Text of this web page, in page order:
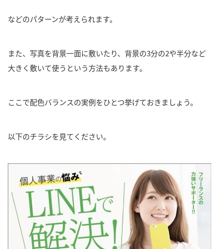
などのパターンが考えられます。
また、 写真を背景一面に敷いたり、背景の3分の2や半分など
大きく敷いて使う という方法もあります。
ここで配色バランスの実例をひとつ挙げておきましょう。
以下のチラシを見てください。